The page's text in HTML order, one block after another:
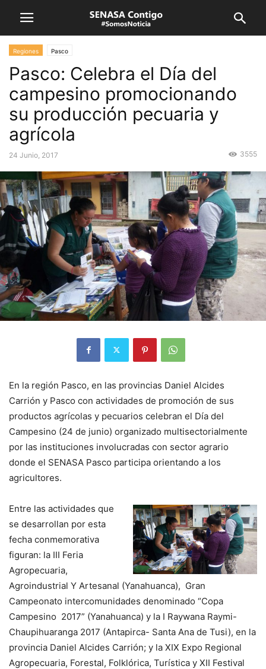
Regiones Pasco
Pasco: Celebra el Día del
campesino promocionando
su producción pecuaria y
agrícola
24 Junio, 2017 3555
En la región Pasco, en las provincias Daniel Alcides
Carrión y Pasco con actividades de promoción de sus
productos agrícolas y pecuarios celebran el Día del
Campesino (24 de junio) organizado multisectorialmente
por las instituciones involucradas con sector agrario
donde el SENASA Pasco participa orientando a los
agricultores.
Entre las actividades que
se desarrollan por esta
fecha conmemorativa
figuran: la III Feria
Agropecuaria,
Agroindustrial Y Artesanal (Yanahuanca), Gran
Campeonato intercomunidades denominado “Copa
Campesino 2017” (Yanahuanca) y la I Raywana Raymi-
Chaupihuaranga 2017 (Antapirca- Santa Ana de Tusi), en la
provincia Daniel Alcides Carrión; y la XIX Expo Regional
Agropecuaria, Forestal, Folklórica, Turística y XII Festival